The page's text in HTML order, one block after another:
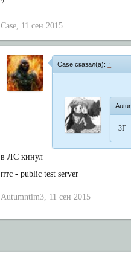
?
Case, 11 сен 2015
Case сказал(а): ↑
ЗГ
в ЛС кинул
птс - public test server
Autumntim3, 11 сен 2015